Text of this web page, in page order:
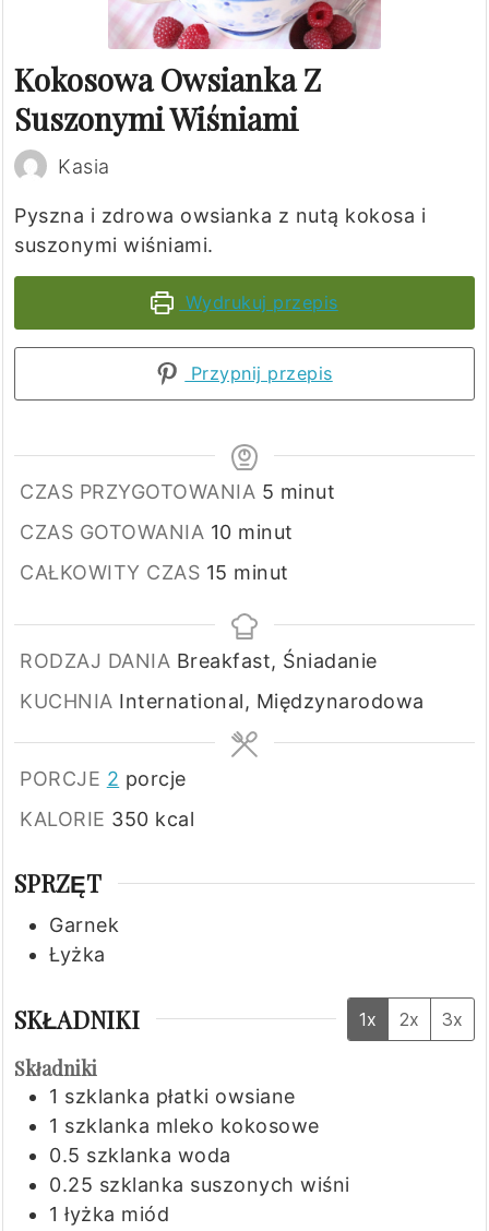
Kokosowa Owsianka Z
Suszonymi Wiśniami
Kasia
Pyszna i zdrowa owsianka z nutą kokosa i
suszonymi wiśniami.
Wydrukuj przepis
Przypnij przepis
CZAS PRZYGOTOWANIA 5 minuty
minut
CZAS GOTOWANIA 10minuty
minut
CAŁKOWITY CZAS 15 minuty
minut
RODZAJ DANIA Breakfast, Śniadanie
KUCHNIA International, Międzynarodowa
PORCJE 2 porcje
KALORIE 350 kcal
SPRZĘT
Garnek
Łyżka
SKŁADNIKI 1x 2x 3x
Składniki
1 szklanka płatki owsiane
1 szklanka mleko kokosowe
0.5 szklanka woda
0.25 szklanka suszonych wiśni
1 łyżka miód